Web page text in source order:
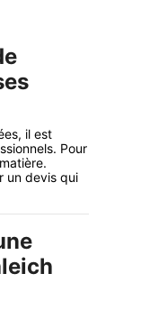
il est
Pour
un devis qui